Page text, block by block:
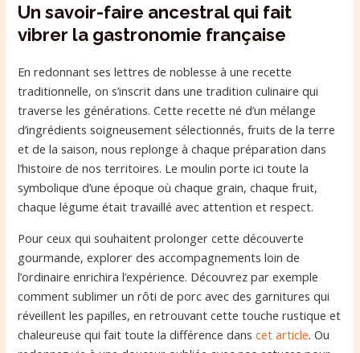
Un savoir-faire ancestral qui fait
vibrer la gastronomie française
En redonnant ses lettres de noblesse à une recette
traditionnelle, on s’inscrit dans une tradition culinaire qui
traverse les générations. Cette recette né d’un mélange
d’ingrédients soigneusement sélectionnés, fruits de la terre
et de la saison, nous replonge à chaque préparation dans
l’histoire de nos territoires. Le moulin porte ici toute la
symbolique d’une époque où chaque grain, chaque fruit,
chaque légume était travaillé avec attention et respect.
Pour ceux qui souhaitent prolonger cette découverte
gourmande, explorer des accompagnements loin de
l’ordinaire enrichira l’expérience. Découvrez par exemple
comment sublimer un rôti de porc avec des garnitures qui
réveillent les papilles, en retrouvant cette touche rustique et
chaleureuse qui fait toute la différence danscet article. Ou